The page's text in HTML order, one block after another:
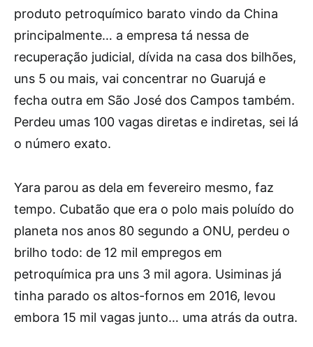
produto petroquímico barato vindo da China
principalmente… a empresa tá nessa de
recuperação judicial, dívida na casa dos bilhões,
uns 5 ou mais, vai concentrar no Guarujá e
fecha outra em São José dos Campos também.
Perdeu umas 100 vagas diretas e indiretas, sei lá
o número exato.
Yara parou as dela em fevereiro mesmo, faz
tempo. Cubatão que era o polo mais poluído do
planeta nos anos 80 segundo a ONU, perdeu o
brilho todo: de 12 mil empregos em
petroquímica pra uns 3 mil agora. Usiminas já
tinha parado os altos-fornos em 2016, levou
embora 15 mil vagas junto… uma atrás da outra.